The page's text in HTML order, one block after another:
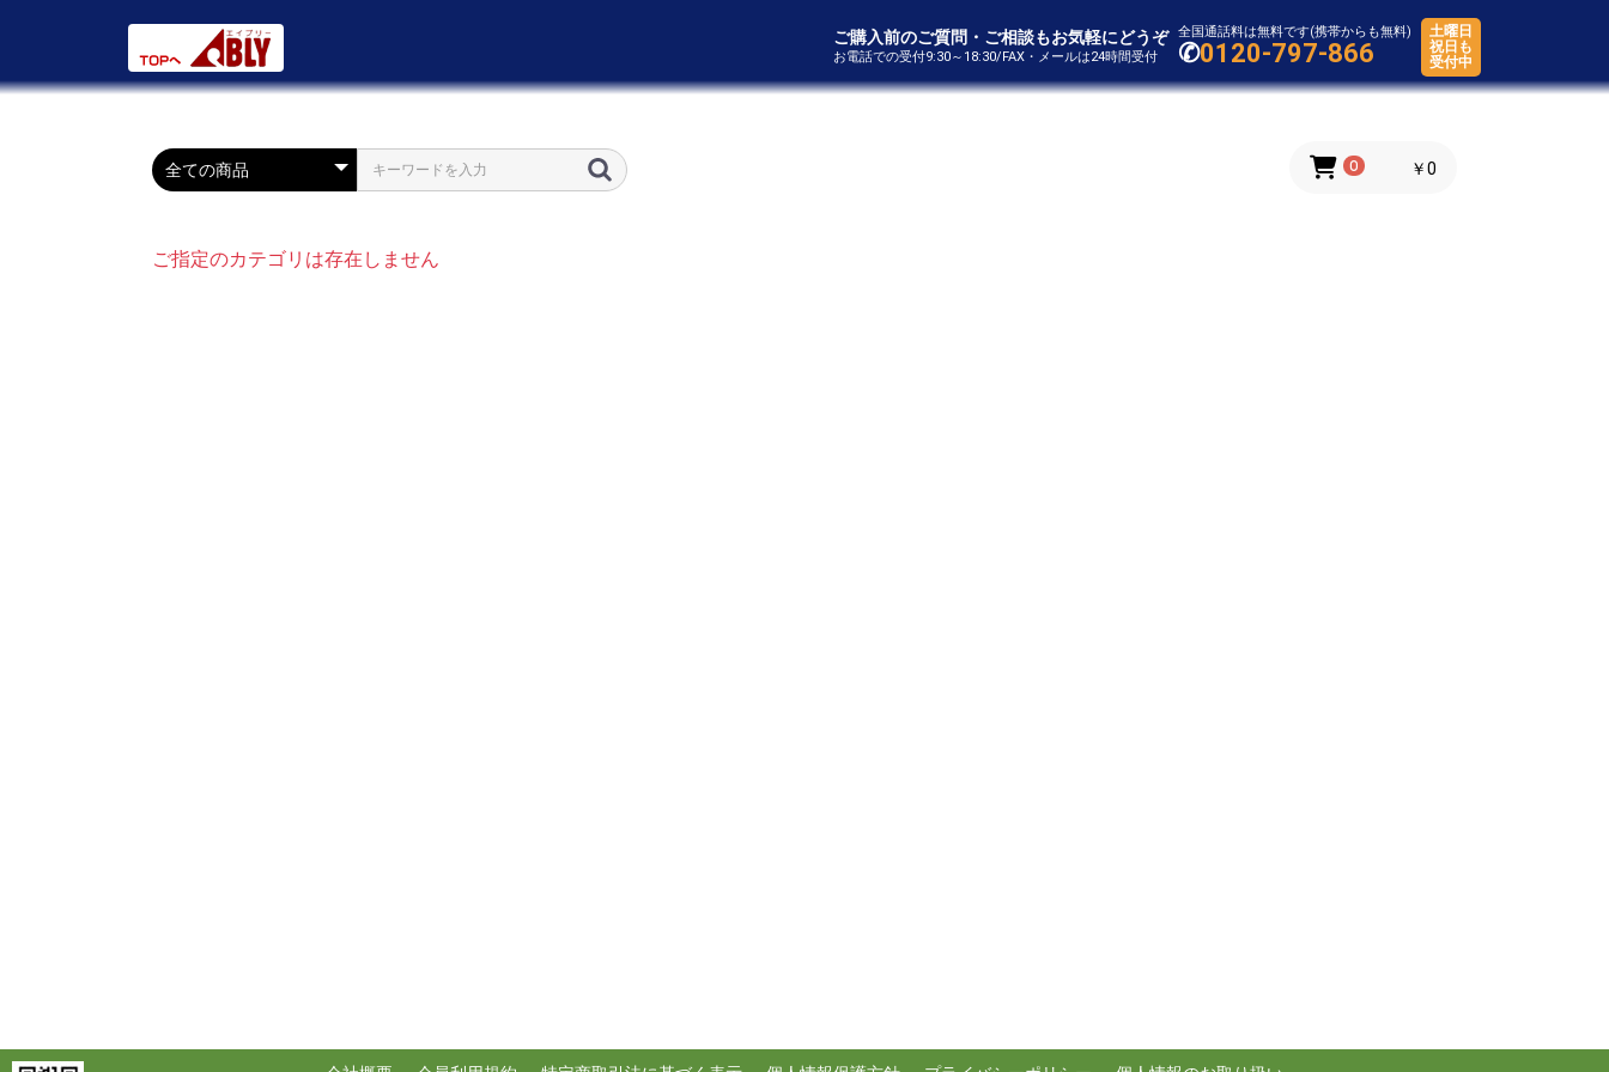
ご購入前のご質問・ご相談もお気軽にどうぞ
お電話での受付9:30～18:30/FAX・メールは24時間受付
全国通話料は無料です(携帯からも無料)
✆0120-797-866
土曜日
祝日も
受付中
0 ￥0
ご指定のカテゴリは存在しません